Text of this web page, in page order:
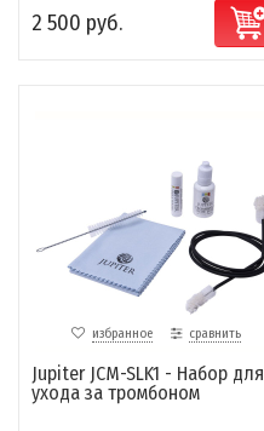
2 500 руб.
избранное сравнить
Jupiter JCM-SLK1 - Набор для
ухода за тромбоном